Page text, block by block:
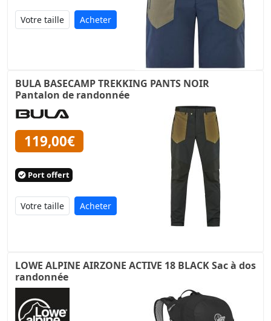
Acheter
BULA BASECAMP TREKKING PANTS NOIR
Pantalon de randonnée
119,00€
Port offert
Acheter
LOWE ALPINE AIRZONE ACTIVE 18 BLACK Sac à dos
randonnée